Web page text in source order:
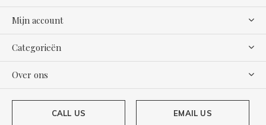
Mijn account
Categorieën
Over ons
CALL US EMAIL US